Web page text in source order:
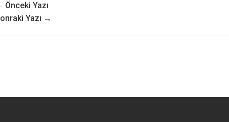
Önceki Yazı
Yazı →